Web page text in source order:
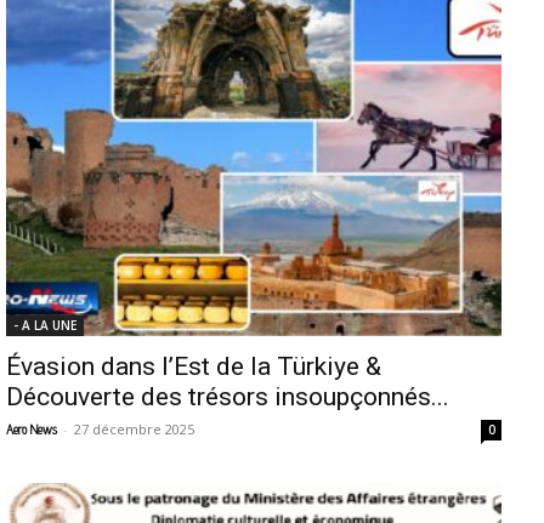
- A LA UNE
Évasion dans l’Est de la Türkiye &
Découverte des trésors insoupçonnés...
Aero News - 27 décembre 2025 0